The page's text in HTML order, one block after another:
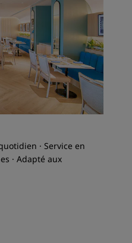
· Service en
· Adapté aux